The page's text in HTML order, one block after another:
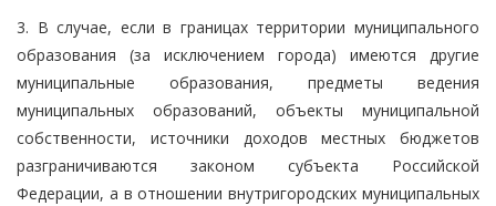
3. В случае, если в границах территории муниципального
образования (за исключением города) имеются другие
муниципальные образования, предметы ведения
муниципальных образований, объекты муниципальной
собственности, источники доходов местных бюджетов
разграничиваются законом субъекта Российской
Федерации, а в отношении внутригородских муниципальных